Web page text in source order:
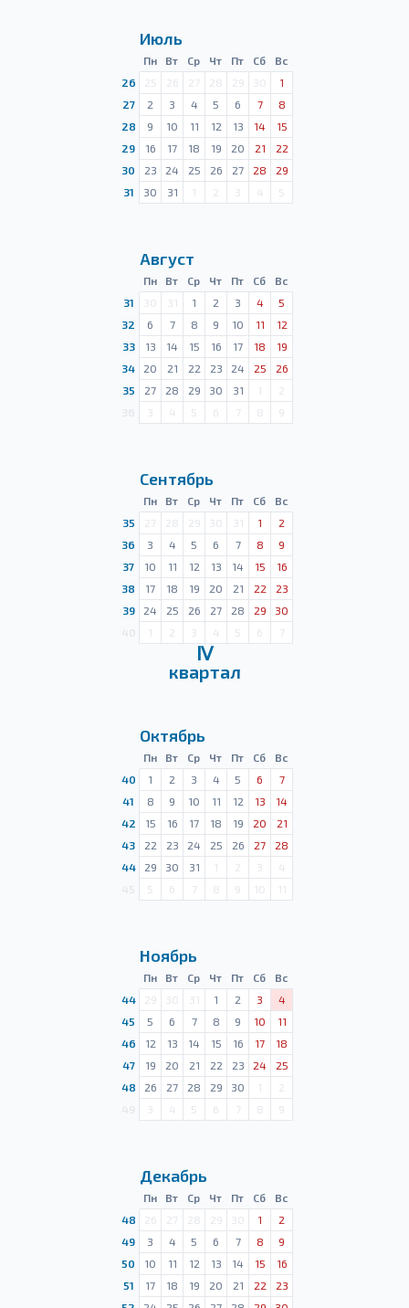
Июль
Пн Вт Ср Чт Пт Сб
Вс
26
25 26 27 28 29 30
1
27
2 3 4 5 6 7
8
28
9 10 11 12 13 14
15
29
16 17 18 19 20 21
22
30
23 24 25 26 27 28
29
31
30 31 1 2 3 4 5
Август
Пн Вт Ср Чт Пт Сб
Вс
31
30 31 1 2 3 4
5
32
6 7 8 9 10 11
12
33
13 14 15 16 17 18
19
34
20 21 22 23 24 25
26
35
27 28 29 30 31 1
2
3 4 5 6 7 8 9
Сентябрь
Пн Вт Ср Чт Пт Сб
Вс
35
27 28 29 30 31 1
2
36
3 4 5 6 7 8
9
37
10 11 12 13 14 15
16
38
17 18 19 20 21 22
23
39
24 25 26 27 28 29
30
1 2 3 4 5 6 7
Ⅳ
квартал
Октябрь
Пн Вт Ср Чт Пт Сб
Вс
40
1 2 3 4 5 6
7
41
8 9 10 11 12 13
14
42
15 16 17 18 19 20
21
43
22 23 24 25 26 27
28
44
29 30 31 1 2 3
4
5 6 7 8 9 10 11
Ноябрь
Пн Вт Ср Чт Пт Сб
Вс
44
29 30 31 1 2 3
4
45
5 6 7 8 9 10
11
46
12 13 14 15 16 17
18
47
19 20 21 22 23 24
25
48
26 27 28 29 30 1
2
3 4 5 6 7 8 9
Декабрь
Пн Вт Ср Чт Пт Сб
Вс
48
26 27 28 29 30 1
2
49
3 4 5 6 7 8
9
50
10 11 12 13 14 15
16
51
17 18 19 20 21 22
23